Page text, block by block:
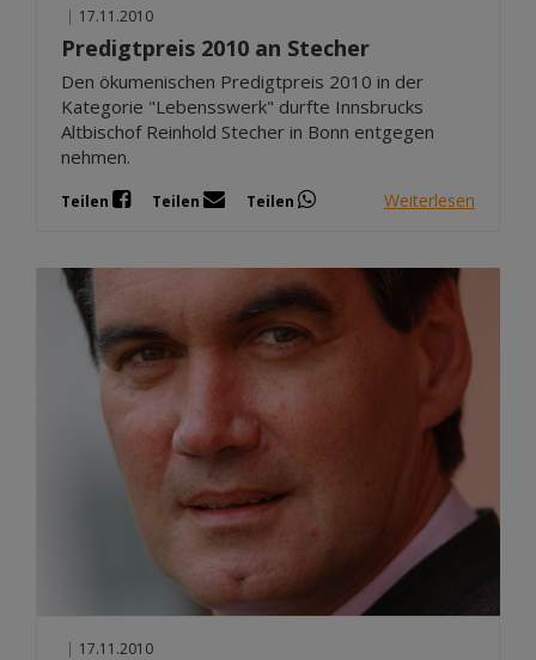
Mai 2026
Apr 2026
Mär 2026
Dez 2025
Okt 2025
Sep 2025
| 17.11.2010
Predigtpreis 2010 an Stecher
Den ökumenischen Predigtpreis 2010 in der
Kategorie "Lebensswerk" durfte Innsbrucks
Altbischof Reinhold Stecher in Bonn entgegen
nehmen.
Teilen Teilen Teilen Weiterlesen
| 17.11.2010